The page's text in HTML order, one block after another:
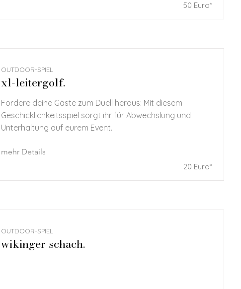
50 Euro*
OUTDOOR-SPIEL
xl-leitergolf.
Fordere deine Gäste zum Duell heraus: Mit diesem
Geschicklichkeitsspiel sorgt ihr für Abwechslung und
Unterhaltung auf eurem Event.
mehr Details
20 Euro*
OUTDOOR-SPIEL
wikinger schach.